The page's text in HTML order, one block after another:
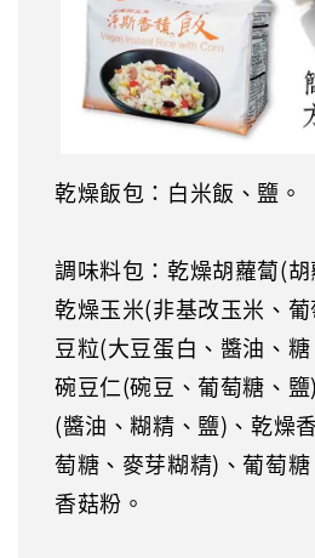
乾燥飯包：白米飯、鹽。
調味料包：乾燥胡蘿蔔(胡
乾燥玉米(非基改玉米、
豆粒(大豆蛋白、醬油、
碗豆仁(碗豆、葡萄糖、
(醬油、糊精、鹽)、乾燥
萄糖、麥芽糊精)、葡萄糖
香菇粉。